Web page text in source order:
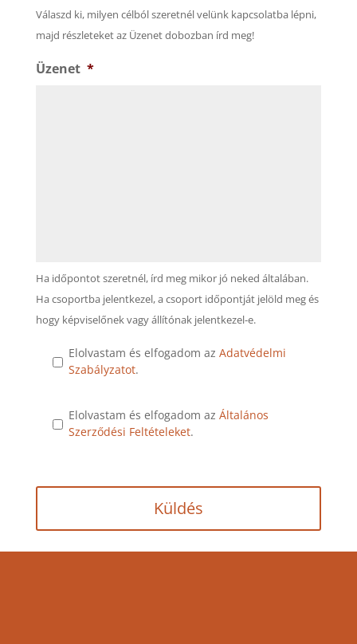
Válaszd ki, milyen célból szeretnél velünk kapcsolatba lépni,
majd részleteket az Üzenet dobozban írd meg!
Üzenet *
Ha időpontot szeretnél, írd meg mikor jó neked általában.
Ha csoportba jelentkezel, a csoport időpontját jelöld meg és
hogy képviselőnek vagy állítónak jelentkezel-e.
Elolvastam és elfogadom az Adatvédelmi
Szabályzatot.
Elolvastam és elfogadom az Általános
Szerződési Feltételeket.